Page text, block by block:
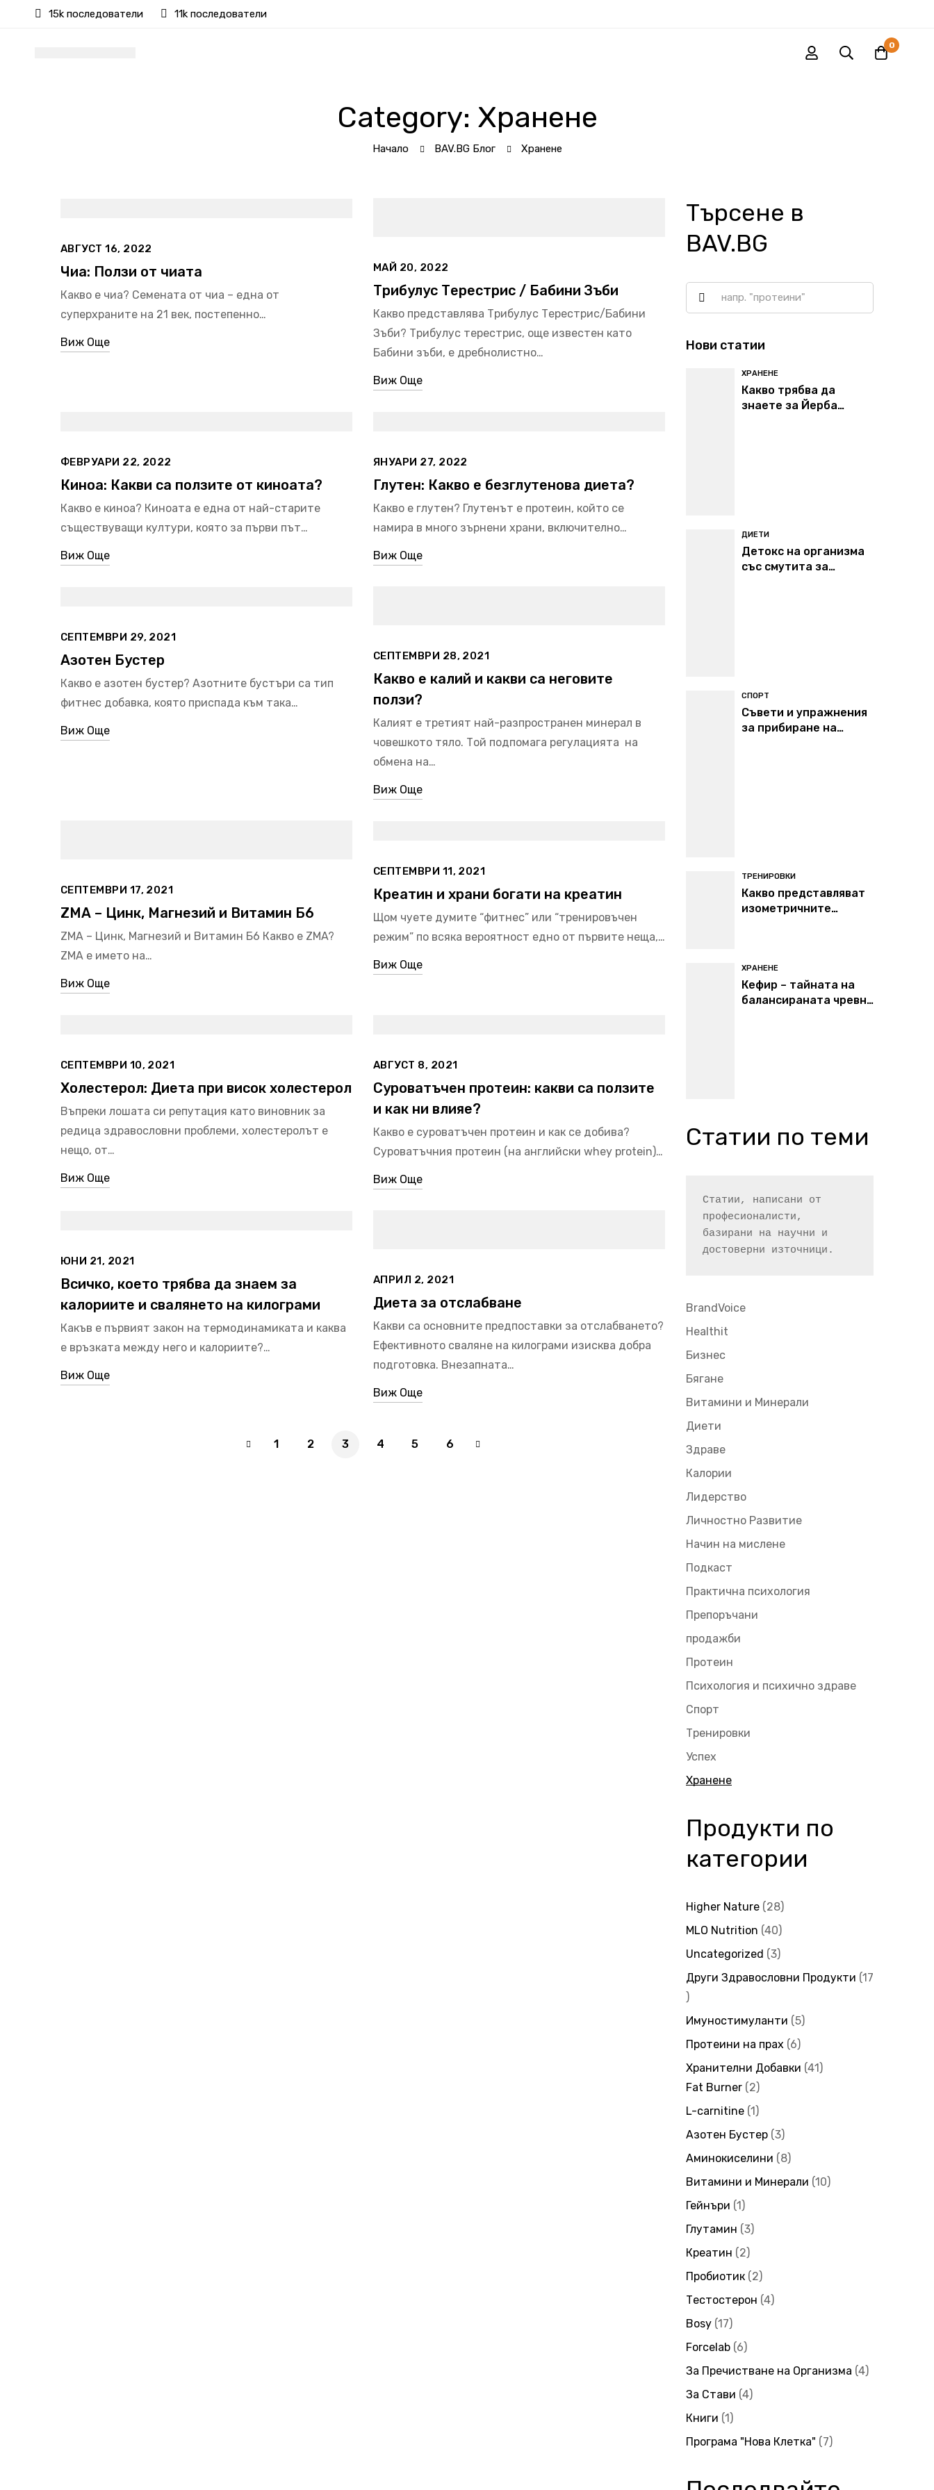
15k последователи 11k последователи
0
Category: Хранене
Начало BAV.BG Блог Хранене
АВГУСТ 16, 2022
Чиа: Ползи от чиата
Какво е чиа? Семената от чиа – една от
суперхраните на 21 век, постепенно…
Виж Още
МАЙ 20, 2022
Трибулус Терестрис / Бабини Зъби
Какво представлява Трибулус Терестрис/Бабини
Зъби? Трибулус терестрис, още известен като
Бабини зъби, е дребнолистно…
Виж Още
ФЕВРУАРИ 22, 2022
Киноа: Какви са ползите от киноата?
Какво е киноа? Киноата е една от най-старите
съществуващи култури, която за първи път…
Виж Още
ЯНУАРИ 27, 2022
Глутен: Какво е безглутенова диета?
Какво е глутен? Глутенът е протеин, който се
намира в много зърнени храни, включително…
Виж Още
СЕПТЕМВРИ 29, 2021
Азотен Бустер
Какво е азотен бустер? Азотните бустъри са тип
фитнес добавка, която приспада към така…
Виж Още
СЕПТЕМВРИ 28, 2021
Какво е калий и какви са неговите
ползи?
Калият е третият най-разпространен минерал в
човешкото тяло. Той подпомага регулацията на
обмена на…
Виж Още
СЕПТЕМВРИ 17, 2021
ZMA – Цинк, Магнезий и Витамин Б6
ZMA – Цинк, Магнезий и Витамин Б6 Какво е ZMA?
ZMA е името на…
Виж Още
СЕПТЕМВРИ 11, 2021
Креатин и храни богати на креатин
Щом чуете думите “фитнес” или “тренировъчен
режим” по всяка вероятност едно от първите неща,…
Виж Още
СЕПТЕМВРИ 10, 2021
Холестерол: Диета при висок холестерол
Въпреки лошата си репутация като виновник за
редица здравословни проблеми, холестеролът е
нещо, от…
Виж Още
АВГУСТ 8, 2021
Суроватъчен протеин: какви са ползите
и как ни влияе?
Какво е суроватъчен протеин и как се добива?
Суроватъчния протеин (на английски whey protein)…
Виж Още
ЮНИ 21, 2021
Всичко, което трябва да знаем за
калориите и свалянето на килограми
Какъв е първият закон на термодинамиката и каква
е връзката между него и калориите?…
Виж Още
АПРИЛ 2, 2021
Диета за отслабване
Какви са основните предпоставки за отслабването?
Ефективното сваляне на килограми изисква добра
подготовка. Внезапната…
Виж Още
1 2 3 4 5 6
Търсене в
BAV.BG
Нови статии
ХРАНЕНЕ
Какво трябва да
знаете за Йерба
ДИЕТИ
Детокс на организма
със смутита за
СПОРТ
Съвети и упражнения
за прибиране на
ТРЕНИРОВКИ
Какво представляват
изометричните
ХРАНЕНЕ
Кефир – тайната на
балансираната чревна
Статии по теми
Статии, написани от
професионалисти,
базирани на научни и
достоверни източници.
BrandVoice
Healthit
Бизнес
Бягане
Витамини и Минерали
Диети
Здраве
Калории
Лидерство
Личностно Развитие
Начин на мислене
Подкаст
Практична психология
Препоръчани
продажби
Протеин
Психология и психично здраве
Спорт
Тренировки
Успех
Хранене
Продукти по
категории
Higher Nature 28
MLO Nutrition 40
Uncategorized 3
Други Здравословни Продукти 17
Имуностимуланти 5
Протеини на прах 6
Хранителни Добавки 41
Fat Burner 2
L-carnitine 1
Азотен Бустер 3
Аминокиселини
8
Витамини и Минерали 10
Гейнъри 1
Глутамин 3
Креатин
2
Пробиотик 2
Тестостерон 4
Bosy 17
Forcelab 6
За Пречистване на Организма 4
За Стави 4
Книги 1
Програма "Нова Клетка"
7